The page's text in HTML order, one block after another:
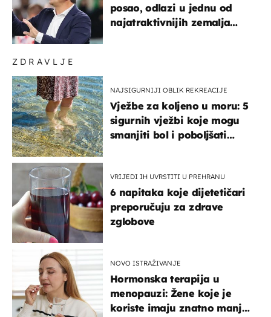
ZDRAVLJE
NAJSIGURNIJI OBLIK REKREACIJE
Vježbe za koljeno u moru: 5
sigurnih vježbi koje mogu
smanjiti bol i poboljšati
VRIJEDI IH UVRSTITI U PREHRANU
6 napitaka koje dijetetičari
preporučuju za zdrave
zglobove
NOVO ISTRAŽIVANJE
Hormonska terapija u
menopauzi: Žene koje je
koriste imaju znatno manji
posao, odlazi u jednu od
najatraktivnijih zemalja